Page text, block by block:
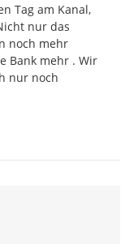
Tag am Kanal,
nur das
noch mehr
Bank mehr . Wir
nur noch